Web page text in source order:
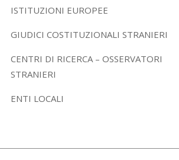
ISTITUZIONI EUROPEE
GIUDICI COSTITUZIONALI STRANIERI
CENTRI DI RICERCA – OSSERVATORI
STRANIERI
ENTI LOCALI